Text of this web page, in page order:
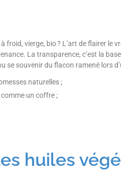
vierge, bio ? L’art de flairer le
La transparence, c’est la
se souvenir du flacon ramené lors
naturelles ;
un coffre ;
huiles